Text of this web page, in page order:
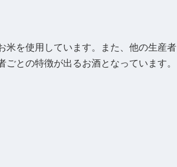
米を使用しています。また、他の生産者
との特徴が出るお酒となっています。